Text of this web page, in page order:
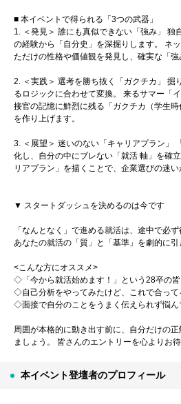
■ 本イベントで得られる「3つの武器」
1. ＜発見＞ 誰にも真似できない「強み」 独
の経験から「自分史」を深掘りします。 ネ
ただけの性格や価値観を発見し、確実な「強
2. ＜実践＞ 選考を勝ち抜く「ガクチカ」 掘
るロジックに合わせて変換。 来るサマー「
接官の記憶に鮮烈に残る「ガクチカ（学生
を作り上げます。
3. ＜展望＞ 迷いのない「キャリアプラン」
化し、自分の中にブレない「就活 軸」を確
リアプラン」を描くことで、企業選びの迷い
▼ スタートダッシュを決めるのは今です
「なんとなく」で進める就活は、途中で必
あなたの就活の「質」と「基準」を劇的に引
<こんな方にオススメ>
◇「今から就活始めます！」という28卒の皆
◇自己分析をやってみたけど、これで合って
◇面接で自分のことをうまく伝えられず悩ん
周囲が本格的に動き出す前に、自分だけの
ましょう。 皆さんのエントリーを心よりお待
本イベント登壇者のプロフィール